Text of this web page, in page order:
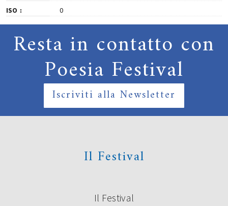
ISO
0
Resta in contatto con
Poesia Festival
Iscriviti alla Newsletter
Il Festival
Il Festival